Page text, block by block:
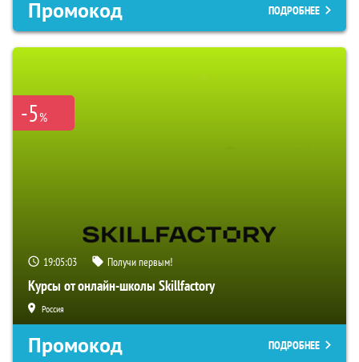
Промокод ПОДРОБНЕЕ
-5%
19:05:02 Получи первым!
Курсы от онлайн-школы Skillfactory
Россия
Промокод ПОДРОБНЕЕ